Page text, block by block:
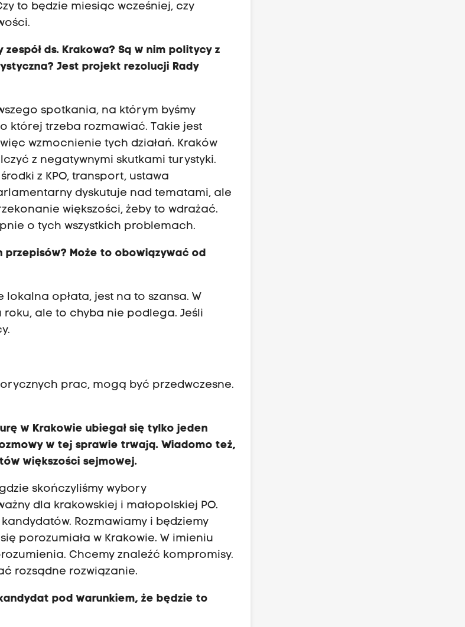
to będzie miesiąc wcześniej, czy
ds. Krakowa? Są w nim politycy z
Jest projekt rezolucji Rady
spotkania, na którym byśmy
której trzeba rozmawiać. Takie jest
wzmocnienie tych działań. Kraków
z negatywnymi skutkami turystyki.
z KPO, transport, ustawa
dyskutuje nad tematami, ale
większości, żeby to wdrażać.
o tych wszystkich problemach.
Może to obowiązywać od
lokalna opłata, jest na to szansa. W
ale to chyba nie podlega. Jeśli
prac, mogą być przedwczesne.
w Krakowie ubiegał się tylko jeden
w tej sprawie trwają. Wiadomo też,
większości sejmowej.
skończyliśmy wybory
dla krakowskiej i małopolskiej PO.
Rozmawiamy i będziemy
porozumiała w Krakowie. W imieniu
Chcemy znaleźć kompromisy.
rozsądne rozwiązanie.
pod warunkiem, że będzie to